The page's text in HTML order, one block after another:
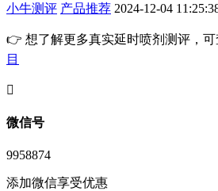
小牛测评 产品推荐 2024-12-04
👉 想了解更多真实延时喷剂测评，可
目
󦘖
微信号
9958874
添加微信享受优惠